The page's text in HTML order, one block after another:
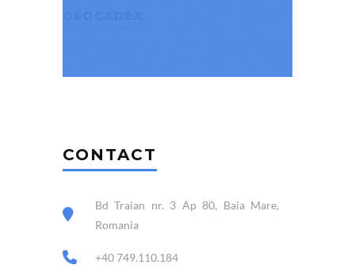
CONTACT
Bd Traian nr. 3 Ap 80, Baia Mare,
Romania
+40 749.110.184